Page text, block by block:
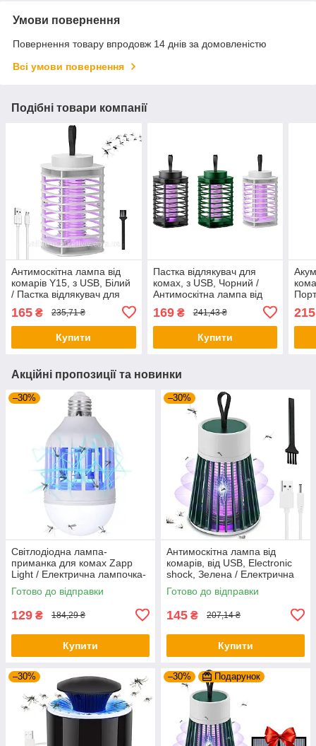
Умови повернення
Повернення товару впродовж 14 днів за домовленістю
Всі умови повернення
Подібні товари компанії
Антимоскітна лампа від
комарів Y15, з USB, Білий
/ Пастка відлякувач для
165 ₴ 235,71 ₴
Купити
Пастка відлякувач для
комах, з USB, Чорний /
Антимоскітна лампа від
169₴ 241,43 ₴
Купити
215
Акційні пропозиції та новинки
–30%
Світлодіодна лампа-
приманка для комах Zapp
Light / Електрична лампочка-
знищувач мух та комарів
Готово до відправки
129 ₴ 184,29 ₴
Купити
–30%
Антимоскітна лампа від
комарів, від USB, Electronic
shock, Зелена / Електрична
пастка-знищувач комах
Готово до відправки
145 ₴ 207,14 ₴
Купити
–30% –30% Подарунок